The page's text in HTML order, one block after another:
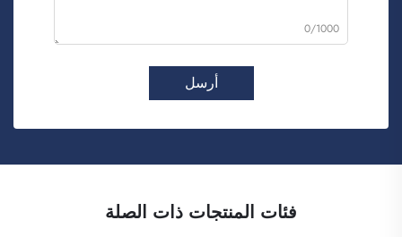
0/1000
أرسل
فئات المنتجات ذات الصلة